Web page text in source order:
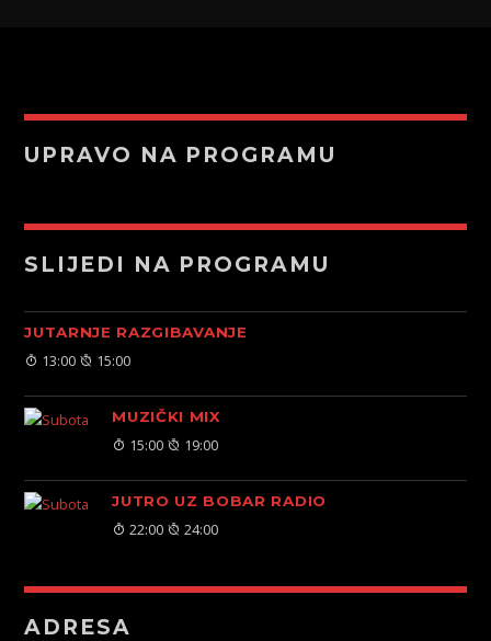
UPRAVO NA PROGRAMU
SLIJEDI NA PROGRAMU
JUTARNJE RAZGIBAVANJE
13:00 15:00
MUZIČKI MIX
15:00 19:00
JUTRO UZ BOBAR RADIO
22:00 24:00
ADRESA